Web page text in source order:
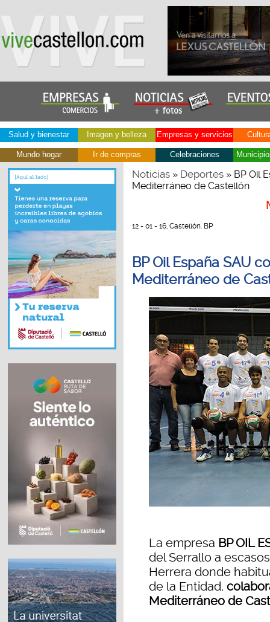
Salud y bienestar Imagen y belleza Empresas y servicios
Mundo hogar Ir de compras Celebraciones
Noticias» Deportes» BP Oil
Mediterráneo de Castellón
12 - 01 - 16, Castellón. BP
BP Oil España SAU
Mediterráneo de
La empresa BP OIL
del Serrallo a
Herrera donde
de la Entidad,
Mediterráneo de